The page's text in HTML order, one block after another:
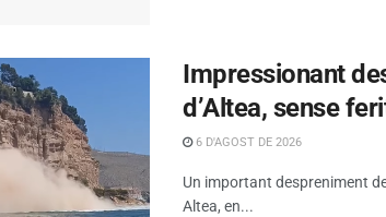
Impressionant
d’Altea, sense
6 D'AGOST DE 2026
Un important despreniment
Altea, en...